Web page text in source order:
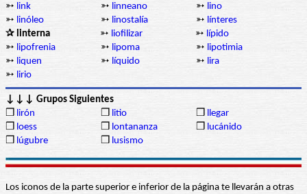
➳ link ➳ linneano ➳ lino
➳ linóleo ➳ linostalía ➳ línteres
✰ linterna
➳ liofilizar ➳ lípido
➳ lipofrenia ➳ lipoma ➳ lipotimia
➳ liquen ➳ líquido ➳ lira
➳ lirio
↓↓↓ Grupos Siguientes
❒ lirón ❒ litio ❒ llegar
❒ loess ❒ lontananza ❒ lucánido
❒ lúgubre ❒ lusismo
Los iconos de la parte superior e inferior de la página te llevarán a otras